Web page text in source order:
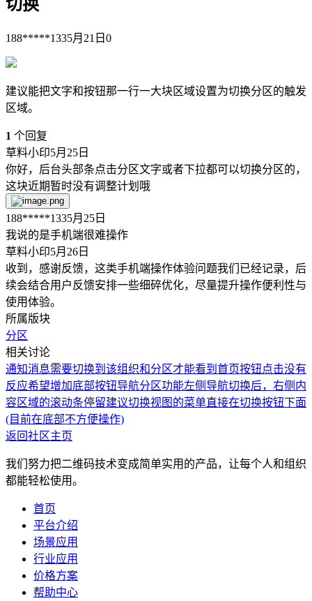
切换
188*****1335月21日 0
建议能把文字和按钮那一行一大块区域设置为切换分区的触发
区域。
1 个回复
草料小印5月25日
你好，后台头部条点击分区文字或者下拉都可以切换分区的，
这块近期暂时没有调整计划哦
188*****1335月25日
我说的是手机端很难操作
草料小印5月26日
收到，感谢反馈，这类手机端操作体验问题我们已经记录，后
续会结合用户反馈安排一些细碎优化，尽量提升操作便利性与
使用体验。
所属版块
分区
相关讨论
通知消息需要切换到该组织和分区才能看到 首页按钮点击没有
反应希望增加底部按钮导航分区功能左侧导航切换后，右侧内
容区域的滚动条停留建议切换视图的菜单直接在切换按钮下面
(目前在底部不方便操作)
返回社区主页
我们努力把二维码技术变成简单实用的产品，让每个人和组织
都能轻松使用。
首页
平台介绍
场景应用
行业应用
价格方案
帮助中心